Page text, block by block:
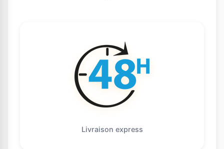
Livraison express